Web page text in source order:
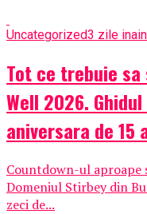
Uncategorized3 zile
Tot ce trebuie
Well 2026.
aniversara de 15
Countdown-ul aproape
Domeniul Stirbey din
zeci de...